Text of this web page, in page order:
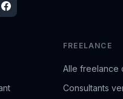
FREELANCE
Alle freelance
Consultants